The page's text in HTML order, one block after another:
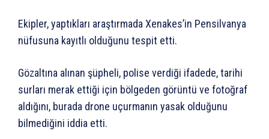
Ekipler, yaptıkları araştırmada Xenakes’in Pensilvanya
nüfusuna kayıtlı olduğunu tespit etti.
Gözaltına alınan şüpheli, polise verdiği ifadede, tarihi
surları merak ettiği için bölgeden görüntü ve fotoğraf
aldığını, burada drone uçurmanın yasak olduğunu
bilmediğini iddia etti.